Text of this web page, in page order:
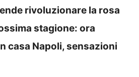
rivoluzionare la rosa
stagione: ora
casa Napoli, sensazioni